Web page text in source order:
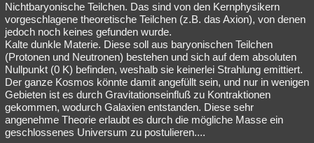
Nichtbaryonische Teilchen. Das sind von den Kernphysikern
vorgeschlagene theoretische Teilchen (z.B. das Axion), von denen
jedoch noch keines gefunden wurde.
Kalte dunkle Materie. Diese soll aus baryonischen Teilchen
(Protonen und Neutronen) bestehen und sich auf dem absoluten
Nullpunkt (0 K) befinden, weshalb sie keinerlei Strahlung emittiert.
Der ganze Kosmos könnte damit angefüllt sein, und nur in wenigen
Gebieten ist es durch Gravitationseinfluß zu Kontraktionen
gekommen, wodurch Galaxien entstanden. Diese sehr
angenehme Theorie erlaubt es durch die mögliche Masse ein
geschlossenes Universum zu postulieren....